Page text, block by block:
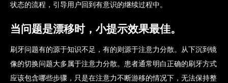
状态的流程，引导用户回到有意识的继续过程中。
当问题是漂移时，小提示效果最佳。
刷牙问题有的源于知识不足，有的则源于注意力分散。从下沉到镜
像的切换问题大多属于注意力分散。患者通常明白正确的刷牙方式
应该包含哪些步骤，只是在注意力不断游移的情况下，无法保持整